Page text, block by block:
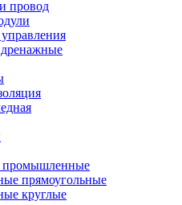
провод
промышленные
прямоугольные
круглые